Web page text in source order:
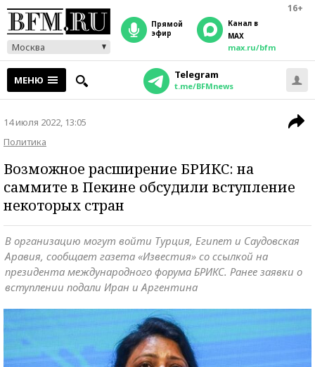
16+
Москва
прямой
эфир
Канал в
MAX
max.ru/bfm
МЕНЮ Telegram
t.me/BFMnews
14 июля 2022, 13:05
Политика
Возможное расширение БРИКС: на
саммите в Пекине обсудили вступление
некоторых стран
В организацию могут войти Турция, Египет и Саудовская
Аравия, сообщает газета «Известия» со ссылкой на
президента международного форума БРИКС. Ранее заявки о
вступлении подали Иран и Аргентина